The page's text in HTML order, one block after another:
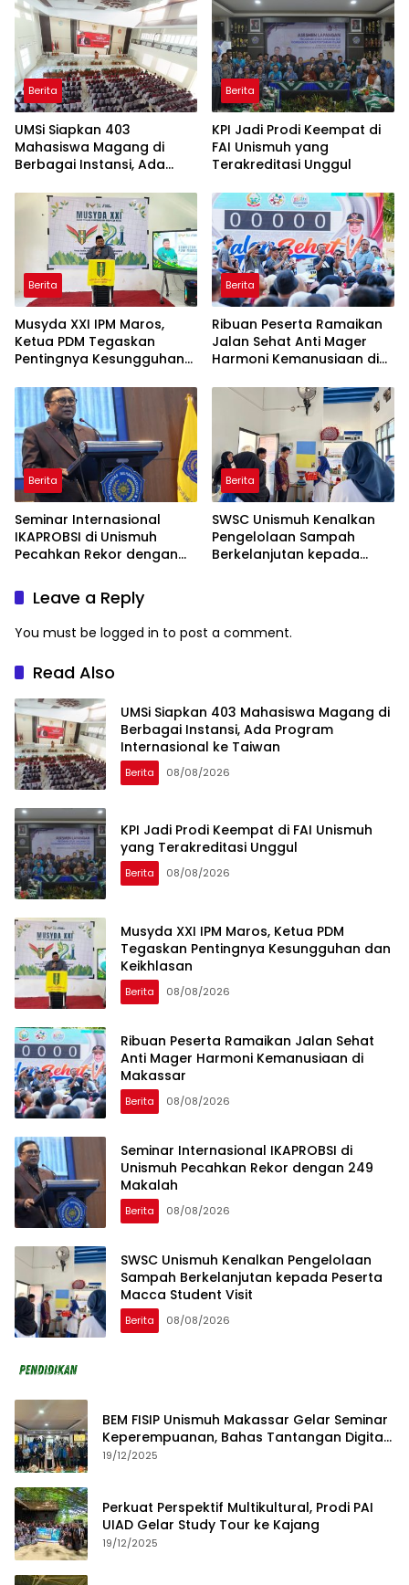
Berita
UMSi Siapkan 403
Mahasiswa Magang di
Berbagai Instansi, Ada
Taiwan
Berita
KPI Jadi Prodi Keempat di
FAI Unismuh yang
Terakreditasi Unggul
Berita
Musyda XXI IPM Maros,
Ketua PDM Tegaskan
Pentingnya Kesungguhan
Berita
Ribuan Peserta Ramaikan
Jalan Sehat Anti Mager
Harmoni Kemanusiaan di
Berita
Seminar Internasional
IKAPROBSI di Unismuh
Pecahkan Rekor dengan
Berita
SWSC Unismuh Kenalkan
Pengelolaan Sampah
Berkelanjutan kepada
Leave a Reply
You must be logged in to post a comment.
Read Also
UMSi Siapkan 403 Mahasiswa Magang di
Berbagai Instansi, Ada Program
Internasional ke Taiwan
Berita 08/08/2026
KPI Jadi Prodi Keempat di FAI Unismuh
yang Terakreditasi Unggul
Berita 08/08/2026
Musyda XXI IPM Maros, Ketua PDM
Tegaskan Pentingnya Kesungguhan dan
Keikhlasan
Berita 08/08/2026
Ribuan Peserta Ramaikan Jalan Sehat
Anti Mager Harmoni Kemanusiaan di
Makassar
Berita 08/08/2026
Seminar Internasional IKAPROBSI di
Unismuh Pecahkan Rekor dengan 249
Makalah
Berita 08/08/2026
SWSC Unismuh Kenalkan Pengelolaan
Sampah Berkelanjutan kepada Peserta
Macca Student Visit
Berita 08/08/2026
BEM FISIP Unismuh Makassar Gelar Seminar
Keperempuanan, Bahas Tantangan Digital
dan Budaya Lokal
19/12/2025
Perkuat Perspektif Multikultural, Prodi PAI
UIAD Gelar Study Tour ke Kajang
19/12/2025